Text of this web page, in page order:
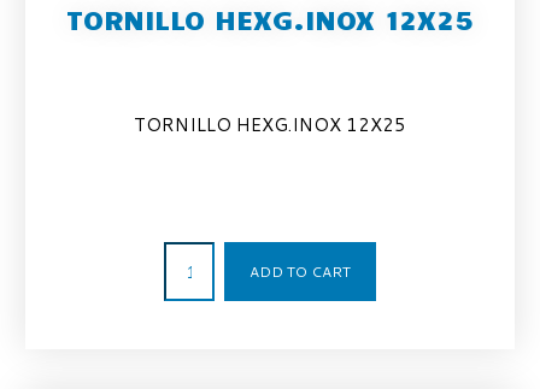
TORNILLO HEXG.INOX 12X25
TORNILLO HEXG.INOX 12X25
ADD TO CART